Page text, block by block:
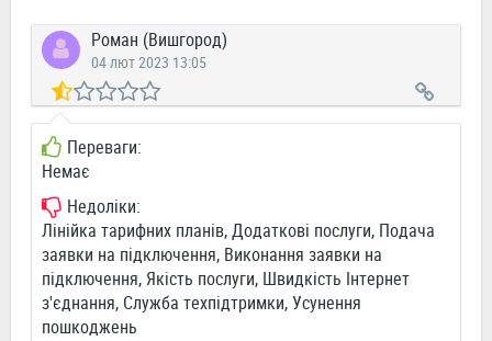
Роман (Вишгород)
04 лют 2023 13:05
Переваги:
Немає
Недоліки:
Лінійка тарифних планів, Додаткові послуги, Подача
заявки на підключення, Виконання заявки на
підключення, Якість послуги, Швидкість Інтернет
з'єднання, Служба техпідтримки, Усунення
пошкоджень